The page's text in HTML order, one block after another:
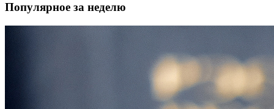
Популярное за неделю